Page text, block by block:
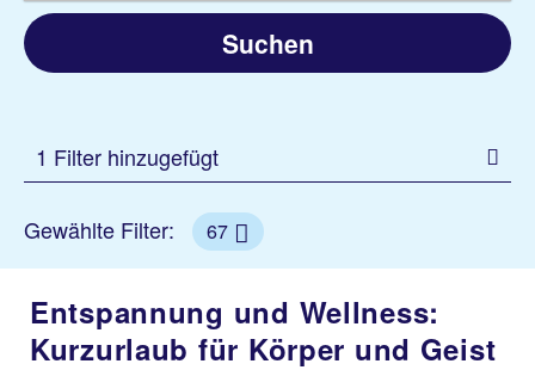
Suchen
1 Filter hinzugefügt
Gewählte Filter: 67
Entspannung und Wellness:
Kurzurlaub für Körper und Geist